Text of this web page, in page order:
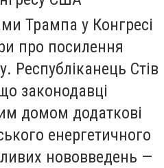
Трампа у Конгресі
про посилення
Республіканець Стів
законодавці
домом додаткові
енергетичного
нововведень —